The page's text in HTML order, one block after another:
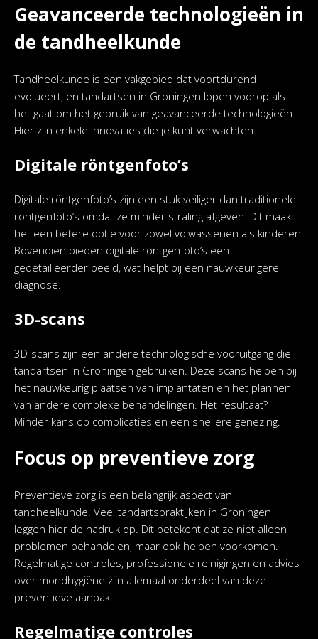
Geavanceerde technologieën in
de tandheelkunde
Tandheelkunde is een vakgebied dat voortdurend
evolueert, en tandartsen in Groningen lopen voorop als
het gaat om het gebruik van geavanceerde technologieën.
Hier zijn enkele innovaties die je kunt verwachten:
Digitale röntgenfoto’s
Digitale röntgenfoto’s zijn een stuk veiliger dan traditionele
röntgenfoto’s omdat ze minder straling afgeven. Dit maakt
het een betere optie voor zowel volwassenen als kinderen.
Bovendien bieden digitale röntgenfoto’s een
gedetailleerder beeld, wat helpt bij een nauwkeurigere
diagnose.
3D-scans
3D-scans zijn een andere technologische vooruitgang die
tandartsen in Groningen gebruiken. Deze scans helpen bij
het nauwkeurig plaatsen van implantaten en het plannen
van andere complexe behandelingen. Het resultaat?
Minder kans op complicaties en een snellere genezing.
Focus op preventieve zorg
Preventieve zorg is een belangrijk aspect van
tandheelkunde. Veel tandartspraktijken in Groningen
leggen hier de nadruk op. Dit betekent dat ze niet alleen
problemen behandelen, maar ook helpen voorkomen.
Regelmatige controles, professionele reinigingen en advies
over mondhygiëne zijn allemaal onderdeel van deze
preventieve aanpak.
Regelmatige controles